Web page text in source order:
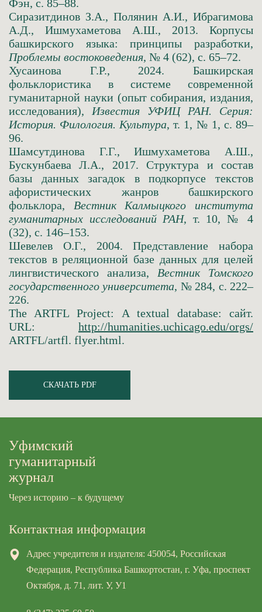
Фэн, с. 85–88.
Сиразитдинов З.А., Полянин А.И., Ибрагимова
А.Д., Ишмухаметова А.Ш., 2013. Корпусы
башкирского языка: принципы разработки,
Проблемы востоковедения, № 4 (62), с. 65–72.
Хусаинова Г.Р., 2024. Башкирская
фольклористика в системе современной
гуманитарной науки (опыт собирания, издания,
исследования), Известия УФИЦ РАН. Серия:
История. Филология. Культура, т. 1, № 1, с. 89–
96.
Шамсутдинова Г.Г., Ишмухаметова А.Ш.,
Бускунбаева Л.А., 2017. Структура и состав
базы данных загадок в подкорпусе текстов
афористических жанров башкирского
фольклора, Вестник Калмыцкого института
гуманитарных исследований РАН, т. 10, № 4
(32), с. 146–153.
Шевелев О.Г., 2004. Представление набора
текстов в реляционной базе данных для целей
лингвистического анализа, Вестник Томского
государственного университета, № 284, с. 222–
226.
The ARTFL Project: A textual database: сайт.
URL: http://humanities.uchicago.edu/orgs/
ARTFL/artfl. flyer.html.
СКАЧАТЬ PDF
Уфимский
гуманитарный
журнал
Через историю – к будущему
Контактная информация
Адрес учредителя и издателя: 450054, Российская
Федерация, Республика Башкортостан, г. Уфа, проспект
Октября, д. 71, лит. У, У1